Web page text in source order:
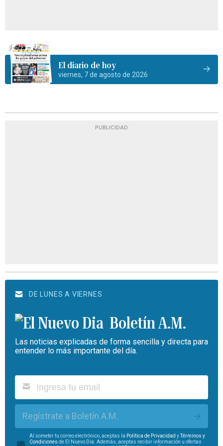
El diario de hoy
viernes, 7 de agosto de 2026
PUBLICIDAD
DE LUNES A VIERNES
Boletín A.M.
Las noticias explicadas de forma sencilla y directa para
entender lo más importante del día.
Regístrate a Boletín A.M.
Al someter tu correo electrónico, aceptas la Política de Privacidad yTérminos y
Condiciones de El Nuevo Día. Además, aceptas recibir información u ofertas